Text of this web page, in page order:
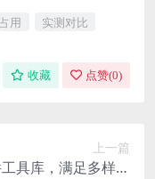
用
实测对比
收藏 点赞(0)
上一篇
具库，满足多样需